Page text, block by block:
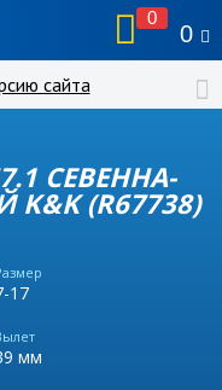
0
0
сайта
СЕВЕННА-
(R67738)
17
мм